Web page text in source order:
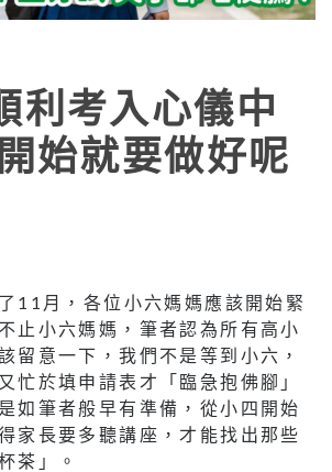
利考入心儀中
始就要做好呢
11月，各位小六媽媽應該開始緊
止小六媽媽，筆者認為所有高小
留意一下，我們不是等到小六，
忙於填申請表才「臨急抱佛腳」
如筆者般早有準備，從小四開始
家長要多聽講座，才能找出那些
茶」。